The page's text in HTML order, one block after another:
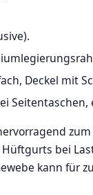
Deckel mit
bei
kann für